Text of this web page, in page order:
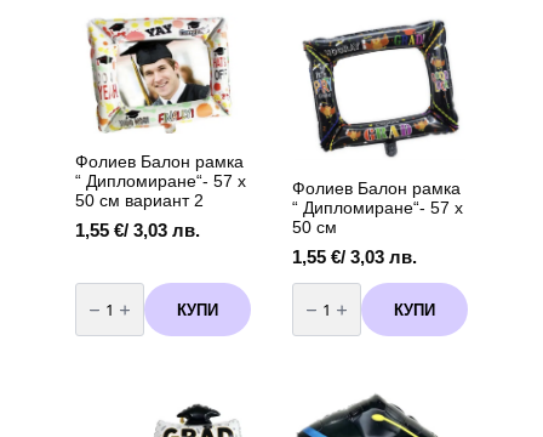
еднократна
употреба
90
балона
50
см
вариант
Фолиев Балон рамка
“ Дипломиране“- 57 х
50 см вариант 2
1,55 €/ 3,03 лв.
количество
за
Фолиев
Балон
КУПИ
Фолиев Балон рамка
“ Дипломиране“- 57 х
50 см
1,55 €/ 3,03 лв.
количество
за
Фолиев
Балон
50
КУПИ